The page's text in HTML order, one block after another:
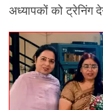
अध्यापकों को ट्रेनिंग